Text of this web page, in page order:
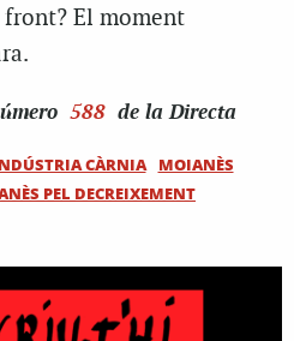
El moment
588 de la Directa
CÀRNIA
MOIANÈS
PEL DECREIXEMENT